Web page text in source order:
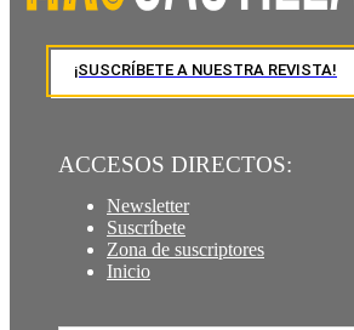
¡SUSCRÍBETE A NUESTRA REVISTA!
ACCESOS DIRECTOS:
Newsletter
Suscríbete
Zona de suscriptores
Inicio